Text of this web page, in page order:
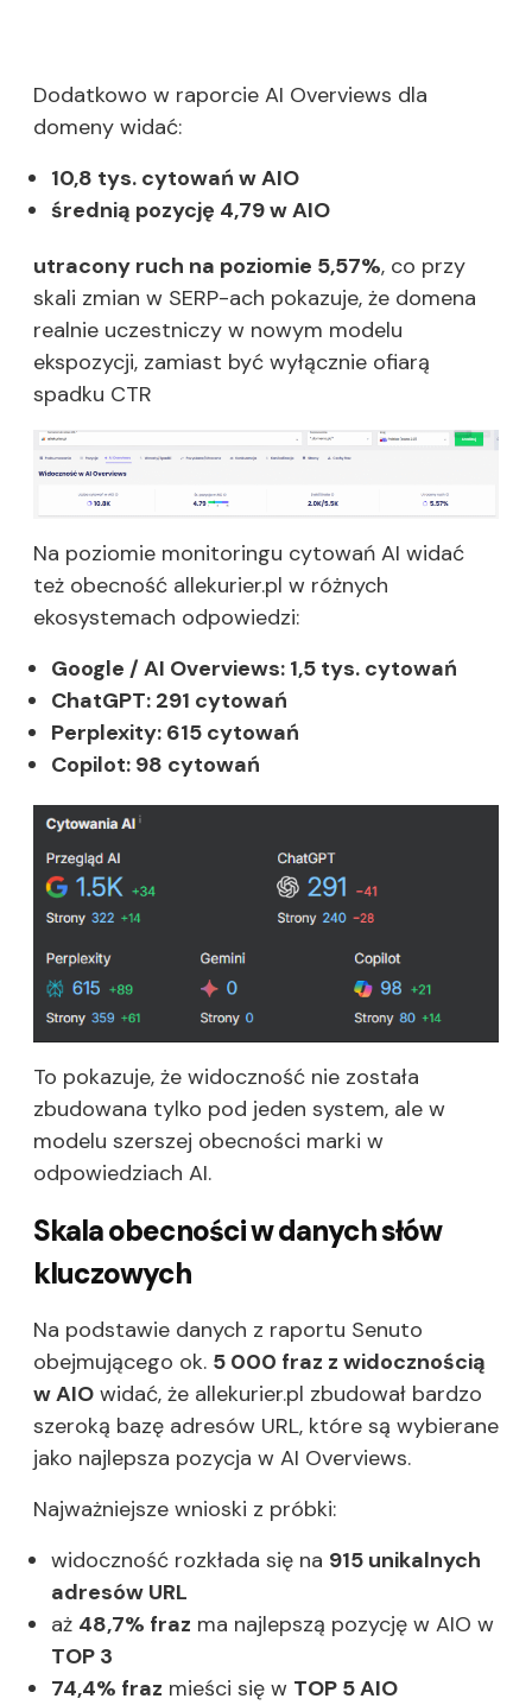
Dodatkowo w raporcie AI Overviews dla
domeny widać:
10,8 tys. cytowań w AIO
średnią pozycję 4,79 w AIO
utracony ruch na poziomie 5,57%, co przy
skali zmian w SERP-ach pokazuje, że domena
realnie uczestniczy w nowym modelu
ekspozycji, zamiast być wyłącznie ofiarą
spadku CTR
Na poziomie monitoringu cytowań AI widać
też obecność allekurier.pl w różnych
ekosystemach odpowiedzi:
Google / AI Overviews: 1,5 tys. cytowań
ChatGPT: 291 cytowań
Perplexity: 615 cytowań
Copilot: 98 cytowań
To pokazuje, że widoczność nie została
zbudowana tylko pod jeden system, ale w
modelu szerszej obecności marki w
odpowiedziach AI.
Skala obecności w danych słów
kluczowych
Na podstawie danych z raportu Senuto
obejmującego ok. 5 000 fraz z widocznością
w AIO widać, że allekurier.pl zbudował bardzo
szeroką bazę adresów URL, które są wybierane
jako najlepsza pozycja w AI Overviews.
Najważniejsze wnioski z próbki:
widoczność rozkłada się na 915 unikalnych
adresów URL
aż 48,7% fraz ma najlepszą pozycję w AIO w
TOP 3
74,4% fraz mieści się w TOP 5 AIO